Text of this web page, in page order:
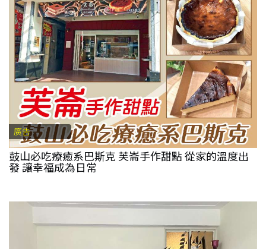
廣告
鼓山必吃療癒系巴斯克 芙崙手作甜點 從家的溫度出
發 讓幸福成為日常